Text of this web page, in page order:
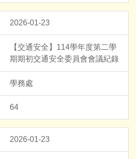
2026-01-23
【交通安全】114學年度第二學
期期初交通安全委員會會議紀錄
學務處
64
2026-01-23